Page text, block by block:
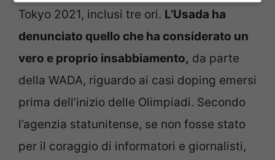
Tokyo 2021, inclusi tre ori. L’Usada ha
denunciato quello che ha considerato un
vero e proprio insabbiamento, da parte
della WADA, riguardo ai casi doping emersi
prima dell’inizio delle Olimpiadi. Secondo
l’agenzia statunitense, se non fosse stato
per il coraggio di informatori e giornalisti,